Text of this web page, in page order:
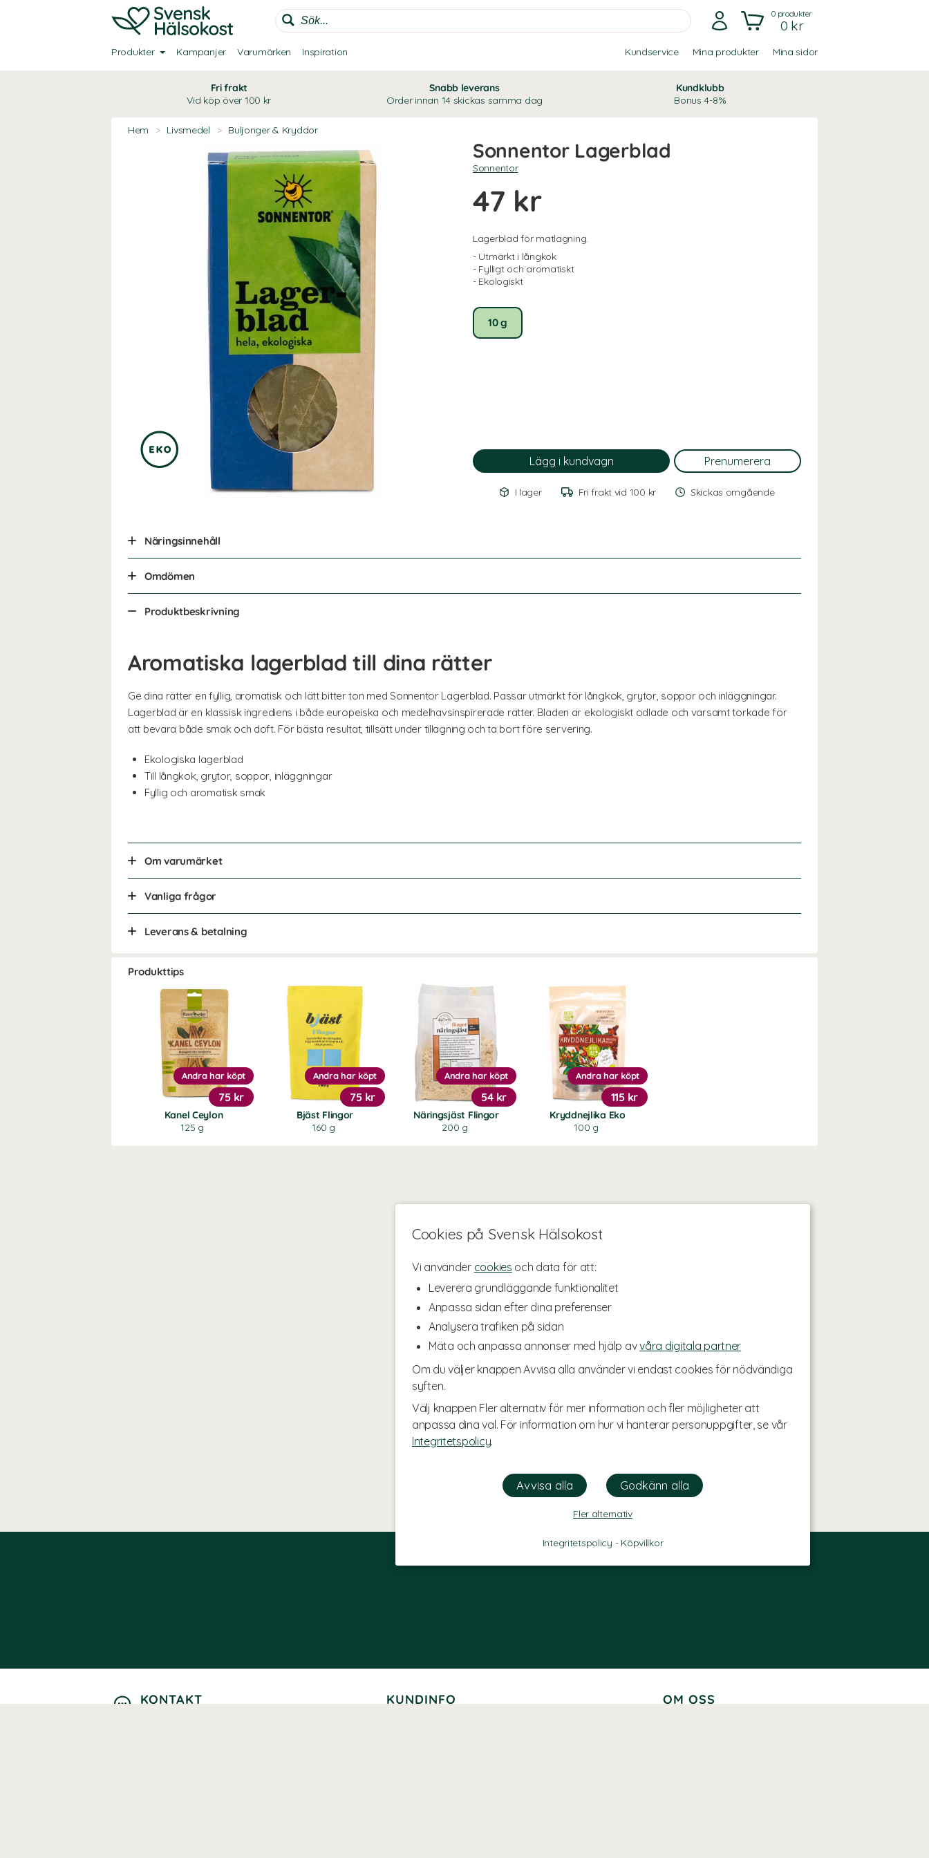
Cookies på Svensk Hälsokost
Vi använder cookies och data för att:
Leverera grundläggande funktionalitet
Anpassa sidan efter dina preferenser
Analysera trafiken på sidan
Mäta och anpassa annonser med hjälp avvåra digitala partner
Om du väljer knappen Avvisa alla använder vi endast cookies för nödvändiga
syften.
Välj knappen Fler alternativ för mer information och fler möjligheter att
anpassa dina val. För information om hur vi hanterar personuppgifter, se vår
Integritetspolicy.
Fler alternativ
Integritetspolicy - Köpvillkor
0produkter
0 kr
Produkter Kampanjer Varumärken Inspiration Kundservice Mina produkter Mina sidor
Fri frakt
Vid köp över 100 kr
Snabb leverans
Order innan 14 skickas samma dag
Kundklubb
Bonus 4-8%
Hem > Livsmedel > Buljonger & Kryddor
Sonnentor Lagerblad
Sonnentor
47 kr
Lagerblad för matlagning.
- Utmärkt i långkok
- Fylligt och aromatiskt
- Ekologiskt
10 g
I lager Fri frakt vid 100 kr Skickas omgående
Näringsinnehåll
Omdömen
Produktbeskrivning
Aromatiska lagerblad till dina rätter
Ge dina rätter en fyllig, aromatisk och lätt bitter ton med Sonnentor Lagerblad. Passar utmärkt för långkok, grytor, soppor och inläggningar.
Lagerblad är en klassisk ingrediens i både europeiska och medelhavsinspirerade rätter. Bladen är ekologiskt odlade och varsamt torkade för
att bevara både smak och doft. För bästa resultat, tillsätt under tillagning och ta bort före servering.
Ekologiska lagerblad
Till långkok, grytor, soppor, inläggningar
Fyllig och aromatisk smak
Om varumärket
Vanliga frågor
Leverans & betalning
Produkttips
Kanel Ceylon
125 g
Andra har köpt
75 kr
Bjäst Flingor
160 g
Andra har köpt
75 kr
Näringsjäst Flingor
200 g
Andra har köpt
54 kr
Kryddnejlika Eko
100 g
Andra har köpt
115 kr
KONTAKT KUNDINFO OM OSS